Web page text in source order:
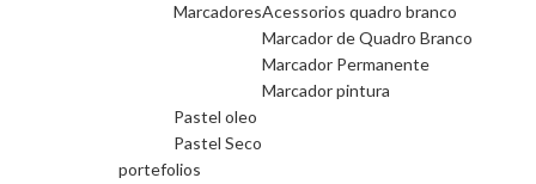
MarcadoresAcessorios quadro branco
Marcador de Quadro Branco
Marcador Permanente
Marcador pintura
Pastel oleo
Pastel Seco
portefolios